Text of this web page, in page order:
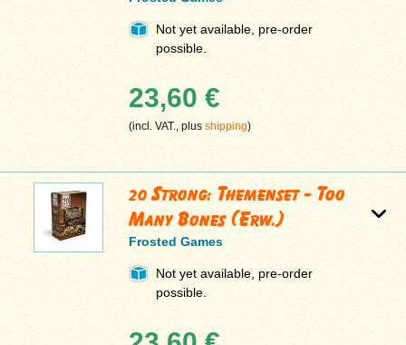
Not yet available, pre-order
possible.
23,60 €
(incl. VAT., plusshipping)
20 Strong: Themenset - Too
Many Bones (Erw.)
Frosted Games
Not yet available, pre-order
possible.